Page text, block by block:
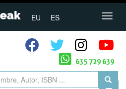
EU ES
635 729 639